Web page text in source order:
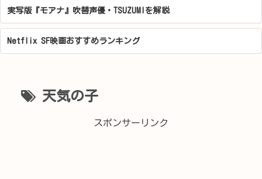
実写版『モアナ』吹替声優・TSUZUMIを解説
Netflix SF映画おすすめランキング
天気の子
スポンサーリンク